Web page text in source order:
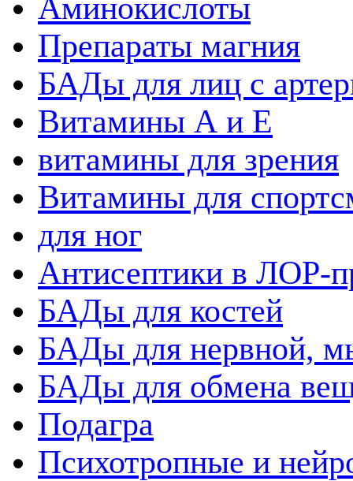
Аминокислоты
Препараты магния
БАДы для лиц с
Витамины А и Е
витамины для зрения
Витамины для
для ног
Антисептики в ЛОР-
БАДы для костей
БАДы для нервной,
БАДы для обмена
Подагра
Психотропные и